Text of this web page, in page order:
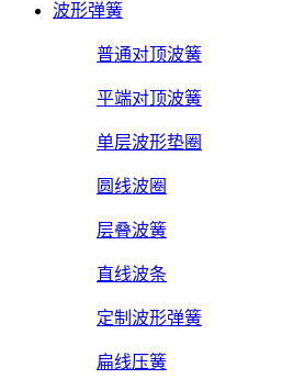
波形弹簧
普通对顶波簧
平端对顶波簧
单层波形垫圈
圆线波圈
层叠波簧
直线波条
定制波形弹簧
扁线压簧